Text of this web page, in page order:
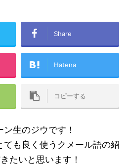
Share
Hatena
コピーする
生のジウです！
も良く使うクメール語の紹
たいと思います！